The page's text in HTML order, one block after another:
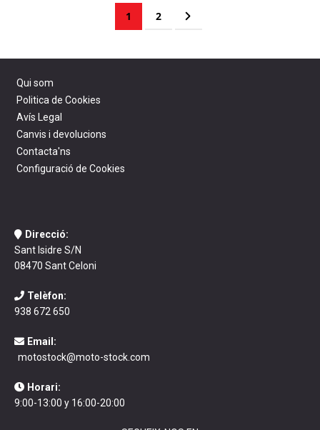
You're currently reading page
1 Page
2 Page
Següent
Qui som
Politica de Cookies
Avís Legal
Canvis i devolucions
Contacta'ns
Configuració de Cookies
Direcció:
Sant Isidre S/N
08470 Sant Celoni
Telèfon:
938 672 650
Email:
motostock@moto-stock.com
Horari:
9:00-13:00 y 16:00-20:00